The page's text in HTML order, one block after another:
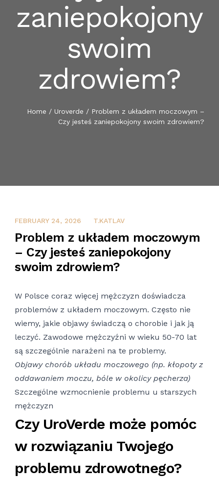
RADIKS MEDIA
RADIKS FISH TRADE
BLOG
SOCIAL RESPONSIBILITY
CONTACT US
zaniepokojony
swoim
zdrowiem?
Home / Uroverde / Problem z układem moczowym –
Czy jesteś zaniepokojony swoim zdrowiem?
FEBRUARY 24, 2026
FEBRUARY 24, 2026 T.KATLAV
Problem z układem moczowym
– Czy jesteś zaniepokojony
swoim zdrowiem?
W Polsce coraz więcej mężczyzn doświadcza
problemów z układem moczowym. Często nie
wiemy, jakie objawy świadczą o chorobie i jak ją
leczyć. Zawodowe mężczyźni w wieku 50-70 lat
są szczególnie narażeni na te problemy.
Objawy chorób układu moczowego (np. kłopoty z
oddawaniem moczu, bóle w okolicy pęcherza)
Szczególne wzmocnienie problemu u starszych
mężczyzn
Czy UroVerde może pomóc
w rozwiązaniu Twojego
problemu zdrowotnego?